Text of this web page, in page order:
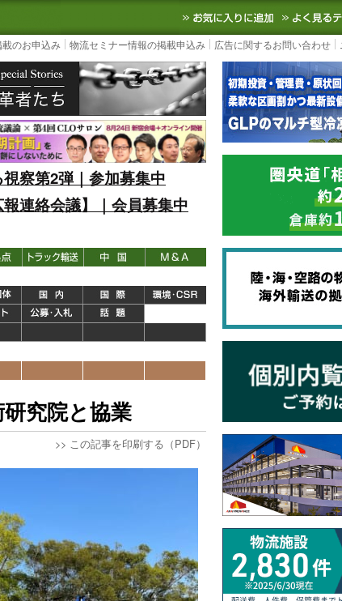
物流ニュースサイト
3PL, SCMなど国内外の最新の物流ニュース
お気に入
のお申込み 物流セミナー情報の掲載申込み 広告に関するお問い合わせ
察第2弾｜参加募集中
連絡会議】｜会員募集中
究院と協業
>> この記事を印刷する（PDF）